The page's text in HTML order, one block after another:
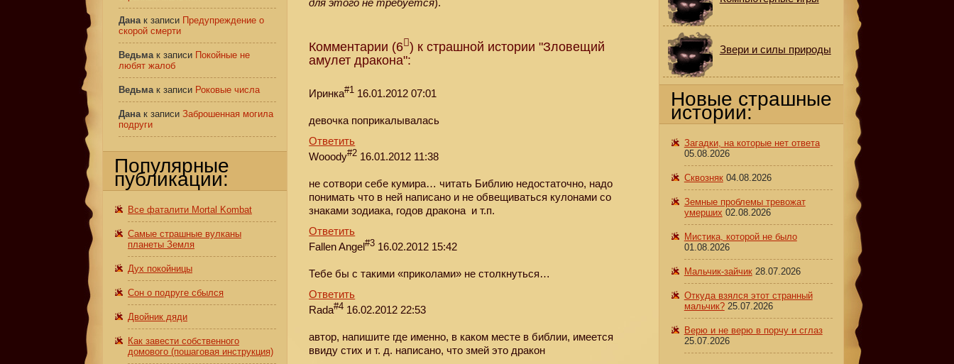
для этого не требуется).
Комментарии (6 ) к страшной истории "Зловещий
амулет дракона":
Иринка#1 16.01.2012 07:01
девочка поприкалывалась
Ответить
Wooody#2 16.01.2012 11:38
не сотвори себе кумира… читать Библию недостаточно, надо
понимать что в ней написано и не обвещиваться кулонами со
знаками зодиака, годов дракона и т.п.
Ответить
Fallen Angel#3 16.02.2012 15:42
Тебе бы с такими «приколами» не столкнуться…
Ответить
Rada#4 16.02.2012 22:53
автор, напишите где именно, в каком месте в библии, имеется
ввиду стих и т. д. написано, что змей это дракон
Данак записи Предупреждение о
скорой смерти
Ведьмак записи Покойные не
любят жалоб
Ведьмак записи Роковые числа
Данак записи Заброшенная могила
подруги
Популярные
публикации:
Все фаталити Mortal Kombat
Самые страшные вулканы
планеты Земля
Дух покойницы
Сон о подруге сбылся
Двойник дяди
Как завести собственного
домового (пошаговая инструкция)
Звери и силы природы
Новые страшные
истории:
Загадки, на которые нет ответа
05.08.2026
Сквозняк 04.08.2026
Земные проблемы тревожат
умерших 02.08.2026
Мистика, которой не было
01.08.2026
Мальчик-зайчик 28.07.2026
Откуда взялся этот странный
мальчик? 25.07.2026
Верю и не верю в порчу и сглаз
25.07.2026